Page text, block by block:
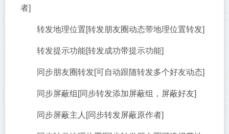
者]
转发地理位置[转发朋友圈动态带地理位置转发]
转发提示功能[转发成功带提示功能]
同步朋友圈转发[可自动跟随转发多个好友动态]
同步屏蔽组[同步转发添加屏蔽组，屏蔽好友]
同步屏蔽主人[同步转发屏蔽原作者]